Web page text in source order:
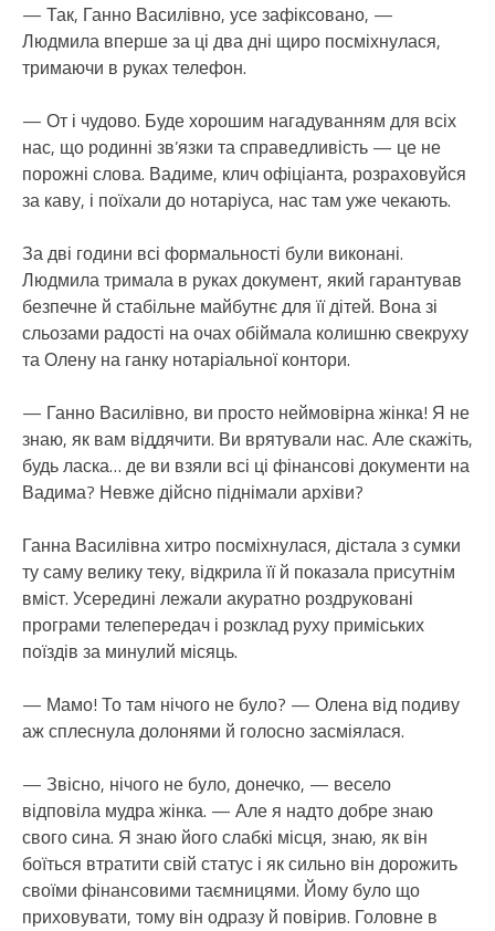
— Так, Ганно Василівно, усе зафіксовано, —
Людмила вперше за ці два дні щиро посміхнулася,
тримаючи в руках телефон.
— От і чудово. Буде хорошим нагадуванням для всіх
нас, що родинні зв’язки та справедливість — це не
порожні слова. Вадиме, клич офіціанта, розраховуйся
за каву, і поїхали до нотаріуса, нас там уже чекають.
За дві години всі формальності були виконані.
Людмила тримала в руках документ, який гарантував
безпечне й стабільне майбутнє для її дітей. Вона зі
сльозами радості на очах обіймала колишню свекруху
та Олену на ганку нотаріальної контори.
— Ганно Василівно, ви просто неймовірна жінка! Я не
знаю, як вам віддячити. Ви врятували нас. Але скажіть,
будь ласка… де ви взяли всі ці фінансові документи на
Вадима? Невже дійсно піднімали архіви?
Ганна Василівна хитро посміхнулася, дістала з сумки
ту саму велику теку, відкрила її й показала присутнім
вміст. Усередині лежали акуратно роздруковані
програми телепередач і розклад руху приміських
поїздів за минулий місяць.
— Мамо! То там нічого не було? — Олена від подиву
аж сплеснула долонями й голосно засміялася.
— Звісно, нічого не було, донечко, — весело
відповіла мудра жінка. — Але я надто добре знаю
свого сина. Я знаю його слабкі місця, знаю, як він
боїться втратити свій статус і як сильно він дорожить
своїми фінансовими таємницями. Йому було що
приховувати, тому він одразу й повірив. Головне в